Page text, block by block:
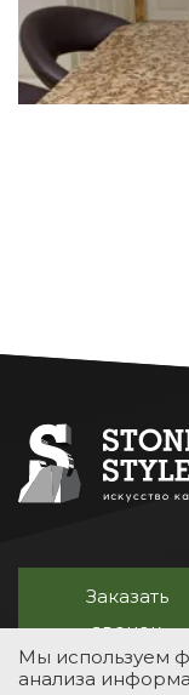
Заказать
звонок
Мы используем
анализа